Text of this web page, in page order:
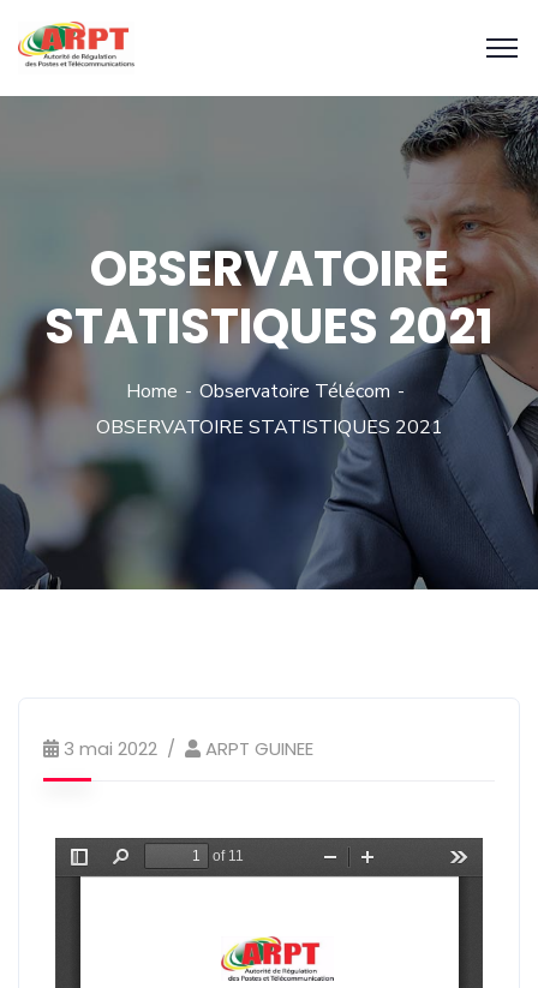
OBSERVATOIRE
STATISTIQUES 2021
Home
Observatoire Télécom
OBSERVATOIRE STATISTIQUES 2021
3 mai 2022 ARPT GUINEE